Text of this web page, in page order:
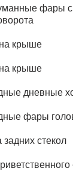
фары
крыше
крыше
дневные
фары
задних стекол